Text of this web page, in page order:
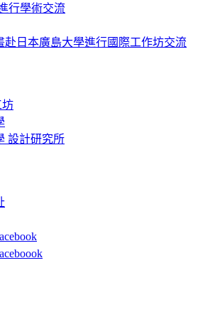
行學術交流
赴日本廣島大學進行國際工作坊交流
設計研究所